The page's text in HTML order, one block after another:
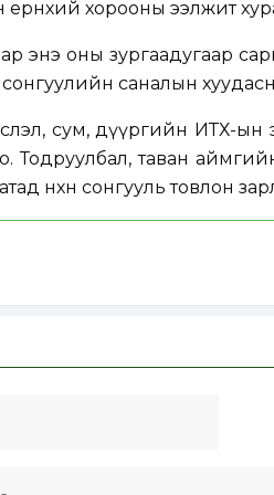
ерөнхий хорооны ээлжит
энэ оны зургаадугаар
сонгуулийн саналын
сум, дүүргийн ИТХ-ын
Тодруулбал, таван
нөхөн сонгууль товлон